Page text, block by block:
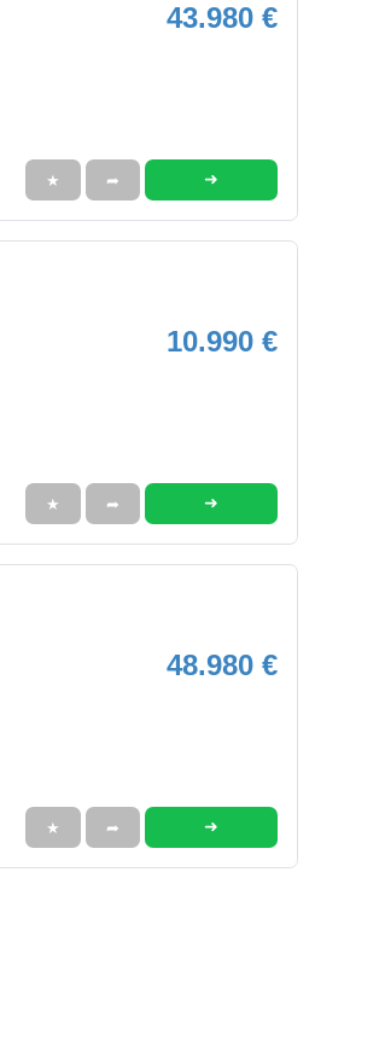
43.980 €
★ ➦ ➜
10.990 €
★ ➦ ➜
48.980 €
★ ➦ ➜